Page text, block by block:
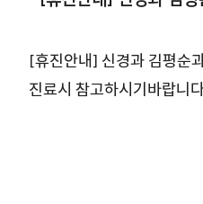
[휴진안내] 신경과 김평순
진료시 참고하시기바랍니